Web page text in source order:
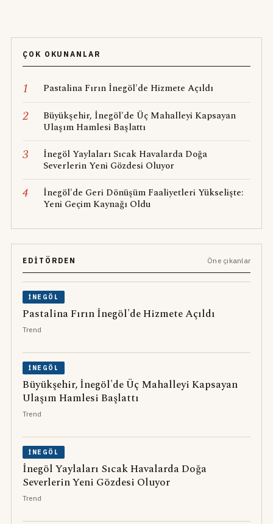
ÇOK OKUNANLAR
1 Pastalina Fırın İnegöl'de Hizmete Açıldı
2
Büyükşehir, İnegöl'de Üç Mahalleyi Kapsayan
Ulaşım Hamlesi Başlattı
3
İnegöl Yaylaları Sıcak Havalarda Doğa
Severlerin Yeni Gözdesi Oluyor
4
İnegöl'de Geri Dönüşüm Faaliyetleri Yükselişte:
Yeni Geçim Kaynağı Oldu
EDITÖRDEN Öne çıkanlar
İNEGÖL
Pastalina Fırın İnegöl'de Hizmete Açıldı
Trend
İNEGÖL
Büyükşehir, İnegöl'de Üç Mahalleyi Kapsayan
Ulaşım Hamlesi Başlattı
Trend
İNEGÖL
İnegöl Yaylaları Sıcak Havalarda Doğa
Severlerin Yeni Gözdesi Oluyor
Trend